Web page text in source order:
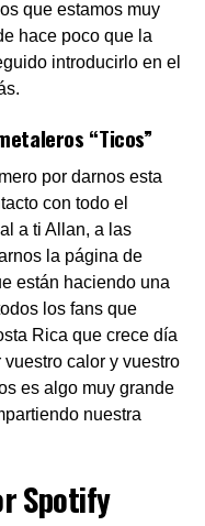
que estamos muy
hace poco que la
introducirlo en el
“Ticos”
por darnos esta
con todo el
a ti Allan, a las
la página de
están haciendo una
los fans que
Rica que crece día
calor y vuestro
es algo muy grande
nuestra
Spotify